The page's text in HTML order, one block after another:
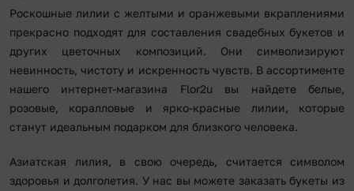
Роскошные лилии с желтыми и оранжевыми вкраплениями
прекрасно подходят для составления свадебных букетов и
других цветочных композиций. Они символизируют
невинность, чистоту и искренность чувств. В ассортименте
нашего интернет-магазина Flor2u вы найдете белые,
розовые, коралловые и ярко-красные лилии, которые
станут идеальным подарком для близкого человека.
Азиатская лилия, в свою очередь, считается символом
здоровья и долголетия. У нас вы можете заказать букеты из